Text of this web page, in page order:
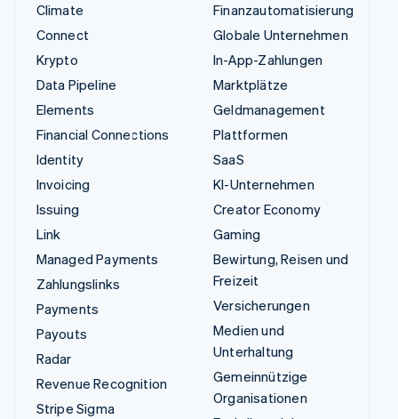
Climate
Connect
Krypto
Data Pipeline
Elements
Financial Connections
Identity
Invoicing
Issuing
Link
Managed Payments
Zahlungslinks
Payments
Payouts
Radar
Revenue Recognition
Stripe Sigma
Finanzautomatisierung
Globale Unternehmen
In-App-Zahlungen
Marktplätze
Geldmanagement
Plattformen
SaaS
KI-Unternehmen
Creator Economy
Gaming
Bewirtung, Reisen und
Freizeit
Versicherungen
Medien und
Unterhaltung
Gemeinnützige
Organisationen